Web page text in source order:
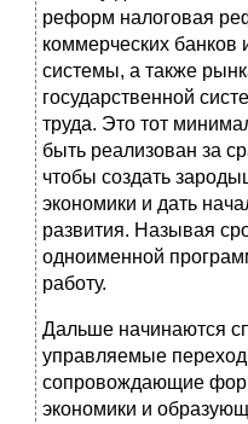
реформ налоговая
коммерческих банков
системы, а также
государственной
труда. Это тот
быть реализован за
чтобы создать
экономики и дать
развития. Называя
одноименной
работу.
Дальше начинаются
управляемые
сопровождающие
экономики и